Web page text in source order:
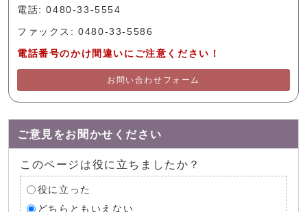
電話: 0480-33-5554
ファックス: 0480-33-5586
電話番号のかけ間違いにご注意ください！
お問い合わせフォーム
ご意見をお聞かせください
このページは役に立ちましたか？
役に立った
どちらともいえない